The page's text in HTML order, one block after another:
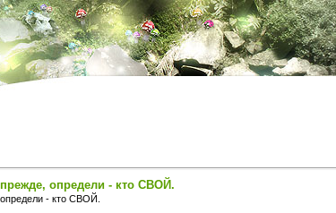
определи - кто СВОЙ.
- кто СВОЙ.